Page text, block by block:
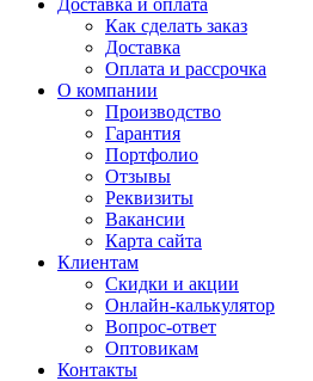
Доставка и оплата
Как сделать заказ
Доставка
Оплата и рассрочка
О компании
Производство
Гарантия
Портфолио
Отзывы
Реквизиты
Вакансии
Карта сайта
Клиентам
Скидки и акции
Онлайн-калькулятор
Вопрос-ответ
Оптовикам
Контакты